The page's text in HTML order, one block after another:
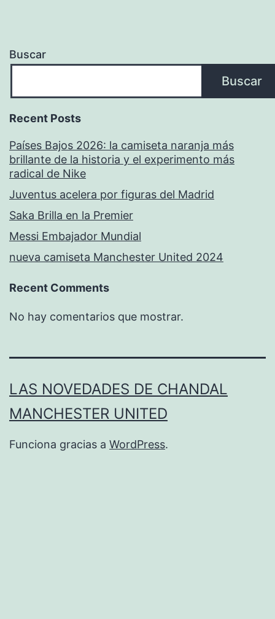
Buscar
Buscar
Recent Posts
Países Bajos 2026: la camiseta naranja más
brillante de la historia y el experimento más
radical de Nike
Juventus acelera por figuras del Madrid
Saka Brilla en la Premier
Messi Embajador Mundial
nueva camiseta Manchester United 2024
Recent Comments
No hay comentarios que mostrar.
LAS NOVEDADES DE CHANDAL
MANCHESTER UNITED
Funciona gracias a WordPress.